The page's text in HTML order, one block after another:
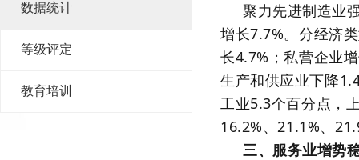
数据统计
等级评定
教育培训
聚力先进制造业
增长7.7%。分经济
长4.7%；私营企业
生产和供应业下降
工业5.3个百分点，
16.2%、21.1%、
三、服务业增势